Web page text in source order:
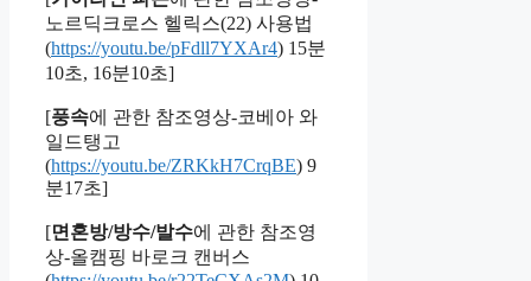
노르딕크로스 헬릭스(22) 사용법
(https://youtu.be/pFdll7YXAr4) 15분
10초, 16분10초]
[풍속에 관한 참조영상-코베아 와
일드탱고
(https://youtu.be/ZRKkH7CrqBE) 9
분17초]
[면혼방/방수/발수에 관한 참조영
상-올캠핑 바로크 캔버스